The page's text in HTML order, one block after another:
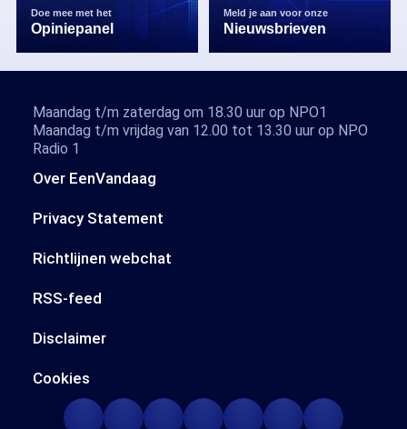
Doe mee met het
Opiniepanel
Meld je aan voor onze
Nieuwsbrieven
Over EenVandaag
Privacy Statement
Richtlijnen webchat
RSS-feed
Disclaimer
Cookies
Maandag t/m zaterdag om 18.30 uur op NPO1
Maandag t/m vrijdag van 12.00 tot 13.30 uur op NPO
Radio 1